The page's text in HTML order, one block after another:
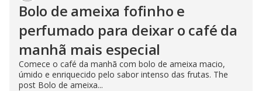
Bolo de ameixa fofinho e
perfumado para deixar o café da
manhã mais especial
Comece o café da manhã com bolo de ameixa macio,
úmido e enriquecido pelo sabor intenso das frutas. The
post Bolo de ameixa...